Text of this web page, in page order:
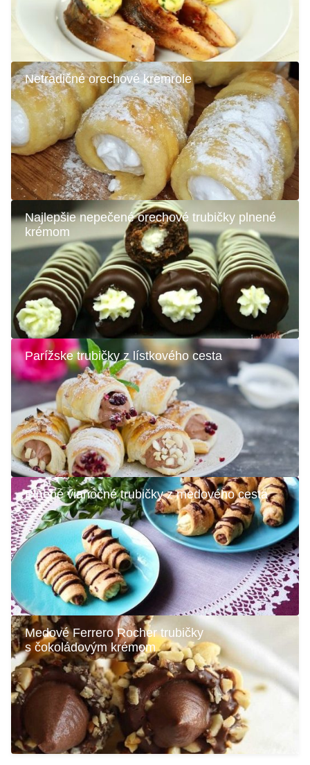
Netradičné orechové kremrole
Najlepšie nepečené orechové trubičky plnené
krémom
Parížske trubičky z lístkového cesta
Plnené vianočné trubičky z medového cesta
Medové Ferrero Rocher trubičky
s čokoládovým krémom